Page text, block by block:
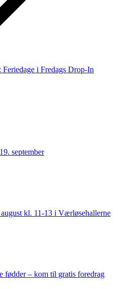
Feriedage i Fredags Drop-In
september
kl. 11-13 i Værløsehallerne
fødder – kom til gratis foredrag